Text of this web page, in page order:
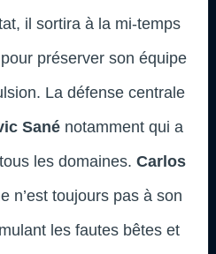
il sortira à la mi-temps
préserver son équipe
La défense centrale
Sané notamment qui a
les domaines. Carlos
n’est toujours pas à son
les fautes bêtes et